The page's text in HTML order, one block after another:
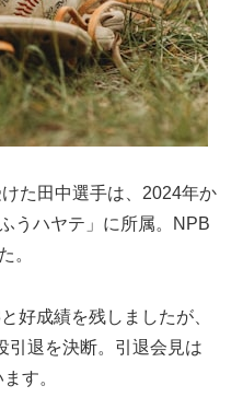
た田中選手は、2024年か
うハヤテ」に所属。NPB
。
好成績を残しましたが、
引退を決断。引退会見は
す。